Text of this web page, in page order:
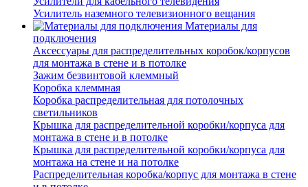
Усилитель наземного телевизионного вещания
Материалы для
подключения
Аксессуары для распределительных коробок/корпусов
для монтажа в стене и в потолке
Зажим безвинтовой клеммный
Коробка клеммная
Коробка распределительная для потолочных
светильников
Крышка для распределительной коробки/корпуса для
монтажа в стене и в потолке
Крышка для распределительной коробки/корпуса для
монтажа на стене и на потолке
Распределительная коробка/корпус для монтажа в стене